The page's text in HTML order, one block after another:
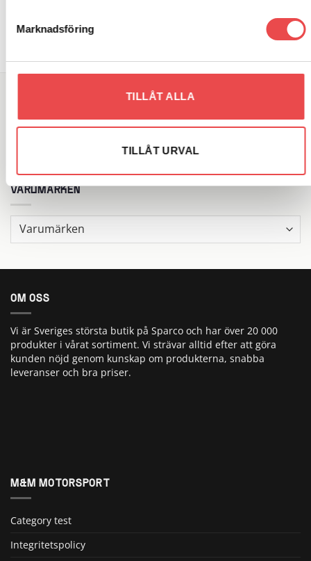
Marknadsföring
TILLÅT ALLA
TILLÅT URVAL
SÖK DIREKT PÅ SAJTEN
VARUMÄRKEN
OM OSS
Vi är Sveriges största butik på Sparco och har över 20 000
produkter i vårat sortiment. Vi strävar alltid efter att göra
kunden nöjd genom kunskap om produkterna, snabba
leveranser och bra priser.
M&M MOTORSPORT
Category test
Integritetspolicy